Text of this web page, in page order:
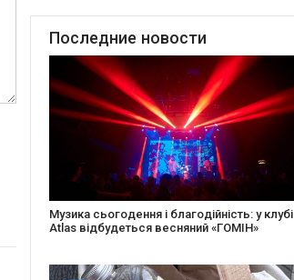
Последние новости
Створіть святкову листівку та допоможіть
стареньким: майстер-клас від БФ «Юлині